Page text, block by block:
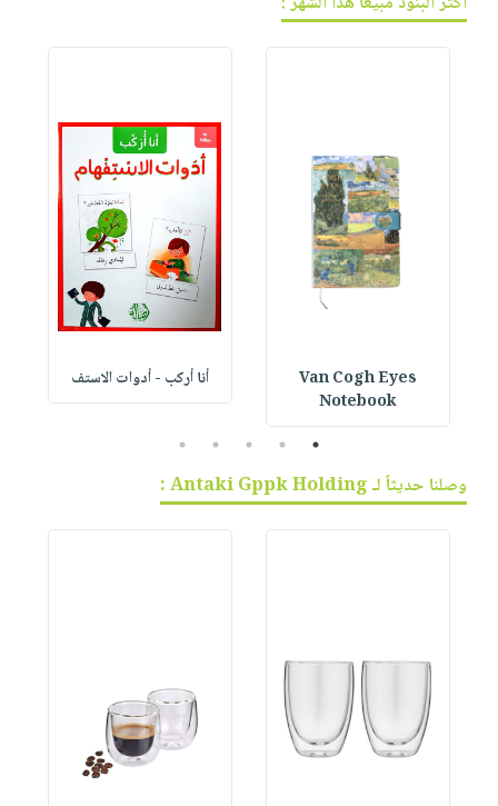
Van Cogh Eyes
Notebook
أنا أركب - أدوات الاستف
1
2
3
4
5
وصلنا حديثاً لـ Antaki Gppk Holding :